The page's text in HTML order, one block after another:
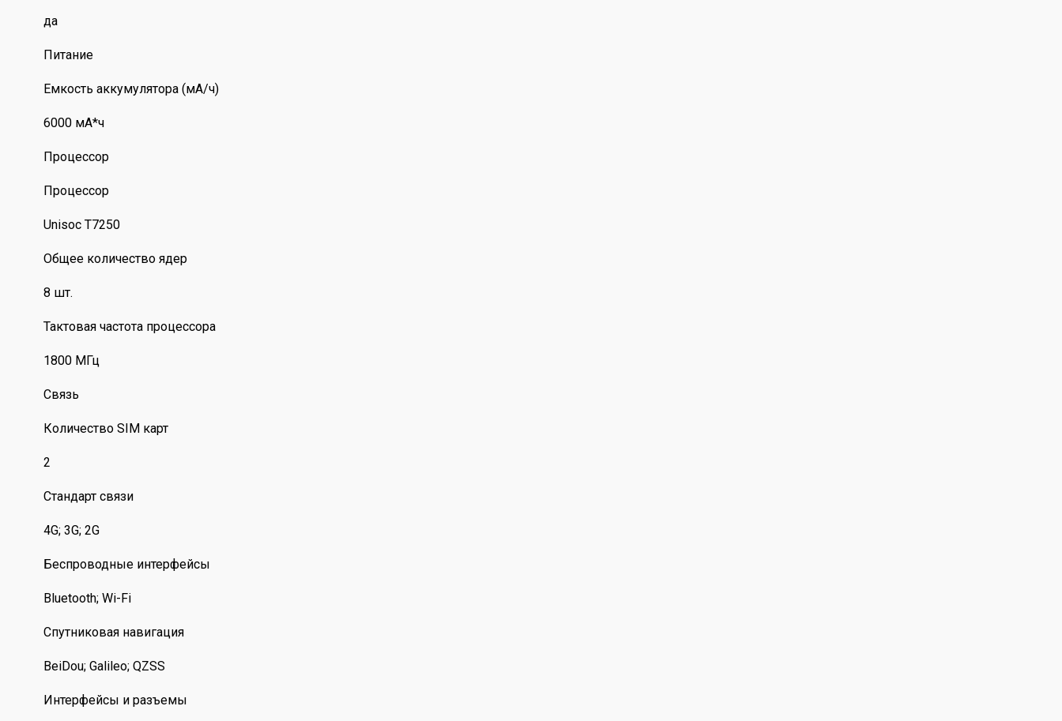
да
Питание
Емкость аккумулятора (мА/ч)
6000 мА*ч
Процессор
Процессор
Unisoc T7250
Общее количество ядер
8 шт.
Тактовая частота процессора
1800 МГц
Связь
Количество SIM карт
2
Стандарт связи
4G; 3G; 2G
Беспроводные интерфейсы
Bluetooth; Wi-Fi
Спутниковая навигация
BeiDou; Galileo; QZSS
Интерфейсы и разъемы